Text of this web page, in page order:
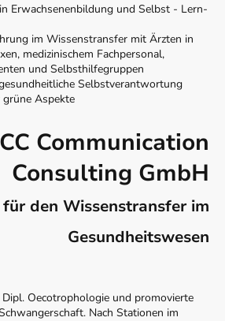
Erwachsenenbildung und Selbst - Lern-
im Wissenstransfer mit Ärzten in
medizinischem Fachpersonal,
und Selbsthilfegruppen
Selbstverantwortung
Aspekte
CC Communication
Consulting GmbH
den Wissenstransfer im
Gesundheitswesen
Oecotrophologie und promovierte
Nach Stationen im